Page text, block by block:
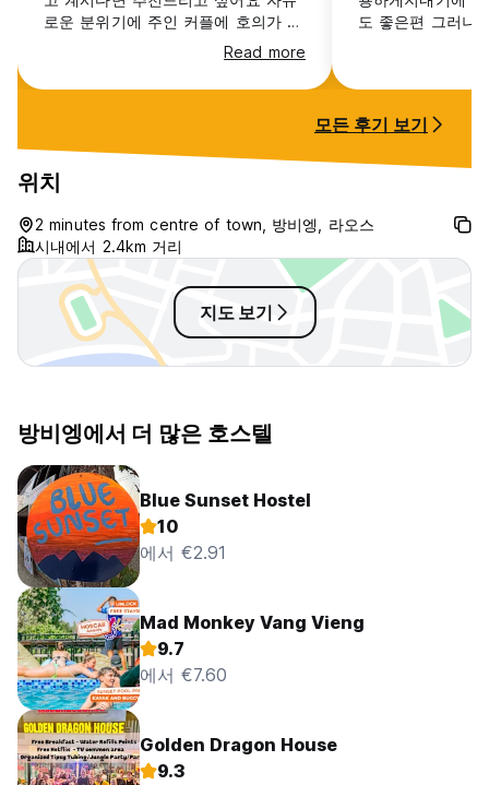
로운 분위기에 주인 커플에 호의가 좋
아서 playstation, 포켓볼 등등 무료고
많은 외국인과 어울릴 수 있어요!! 위
치도 main street과 5분 정도밖에 차
게 지킬 수 있습니다. 시설은 열악하
지만 가격 대비 방비엥에 있는 어느
숙소보다 좋고 호텔보다 좋은 분위기
를 느끼시며 최고의 방비엥을 얻어가
실 수 있어요!!! 궁금하신점 있으시면
카톡 jju855로 연락주세요 후기 알려
드릴게욥 !!
Read more
도 좋은편 그러나
모든 후기 보기
위치
2 minutes from centre of town, 방비엥, 라오스
시내에서 2.4km 거리
지도 보기
방비엥에서 더 많은 호스텔
Blue Sunset Hostel
10
에서 €2.91
Mad Monkey Vang Vieng
9.7
에서 €7.60
Golden Dragon House
9.3